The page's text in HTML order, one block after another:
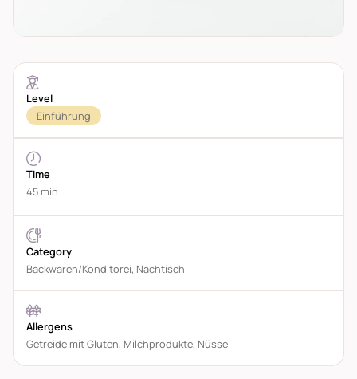
Level
Einführung
TIme
45 min
Category
Backwaren/Konditorei, Nachtisch
Allergens
Getreide mit Gluten, Milchprodukte, Nüsse